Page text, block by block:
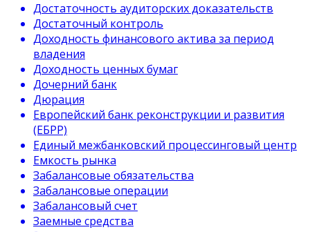
Достаточность аудиторских доказательств
Достаточный контроль
Доходность финансового актива за период
владения
Доходность ценных бумаг
Дочерний банк
Дюрация
Европейский банк реконструкции и развития
(ЕБРР)
Единый межбанковский процессинговый центр
Емкость рынка
Забалансовые обязательства
Забалансовые операции
Забалансовый счет
Заемные средства